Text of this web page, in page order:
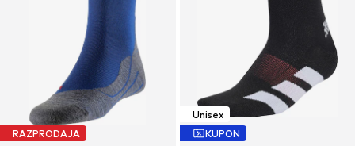
RAZPRODAJA
Unisex
KUPON